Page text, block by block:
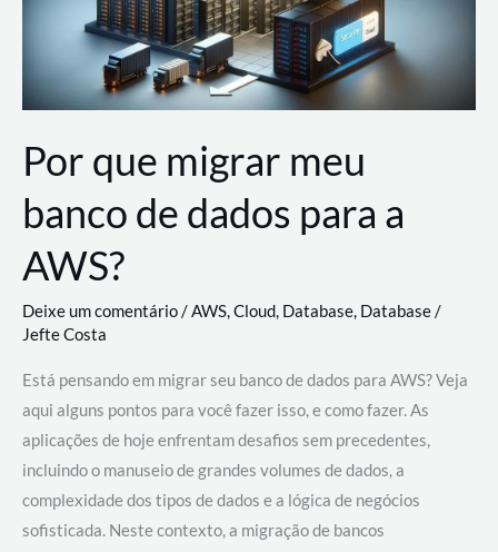
Por que migrar meu
banco de dados para a
AWS?
Deixe um comentário/AWS,Cloud, Database, Database/
Jefte Costa
Está pensando em migrar seu banco de dados para AWS? Veja
aqui alguns pontos para você fazer isso, e como fazer. As
aplicações de hoje enfrentam desafios sem precedentes,
incluindo o manuseio de grandes volumes de dados, a
complexidade dos tipos de dados e a lógica de negócios
sofisticada. Neste contexto, a migração de bancos